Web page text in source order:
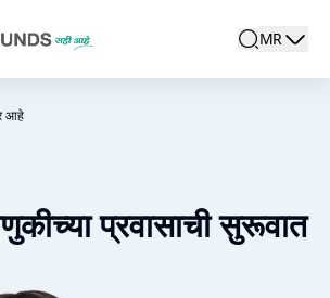
search
Locale
MR
active
आहे
प्रवासाची सुरूवात